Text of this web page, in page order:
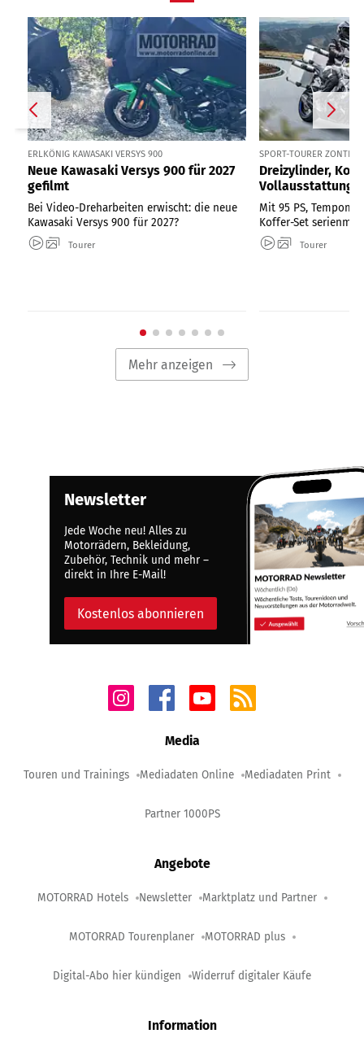
ERLKÖNIG KAWASAKI VERSYS 900
Neue Kawasaki Versys 900 für 2027
gefilmt
Bei Video-Dreharbeiten erwischt: die neue
Kawasaki Versys 900 für 2027?
Tourer
SPORT-TOURER ZONTES
Dreizylinder,
Vollausstattung
Mit 95 PS,
Koffer-Set
Tourer
Mehr anzeigen
Newsletter
Jede Woche neu! Alles zu
Motorrädern, Bekleidung,
Zubehör, Technik und mehr –
direkt in Ihre E-Mail!
Kostenlos abonnieren
Media
Touren und Trainings Mediadaten Online Mediadaten Print
Partner 1000PS
Angebote
MOTORRAD Hotels Newsletter Marktplatz und Partner
MOTORRAD Tourenplaner MOTORRAD plus
Digital-Abo hier kündigen Widerruf digitaler Käufe
Information